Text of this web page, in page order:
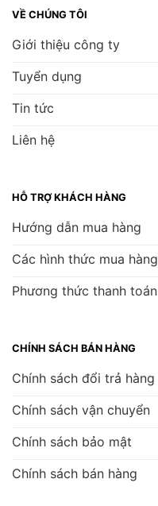
VỀ CHÚNG TÔI
Giới thiệu công ty
Tuyển dụng
Tin tức
Liên hệ
HỖ TRỢ KHÁCH HÀNG
Hướng dẫn mua hàng
Các hình thức mua hàng
Phương thức thanh toán
CHÍNH SÁCH BÁN HÀNG
Chính sách đổi trả hàng
Chính sách vận chuyển
Chính sách bảo mật
Chính sách bán hàng